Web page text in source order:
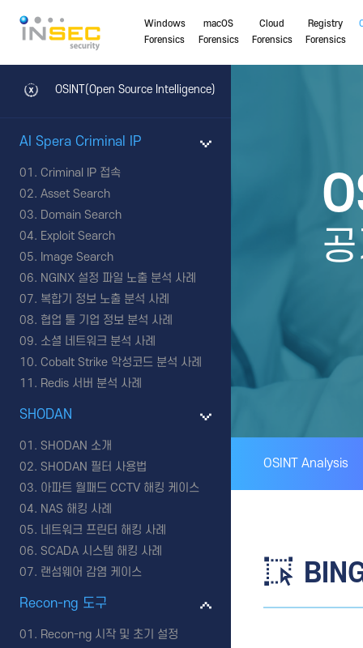
Windows
Forensics
macOS
Forensics
Cloud
Forensics
Registry
Forensics
OSINT Analysis
OSINT(Open Source Intelligence)
AI Spera Criminal IP
Criminal IP 접속
Asset Search
Domain Search
Exploit Search
Image Search
NGINX 설정 파일 노출 분석 사례
복합기 정보 노출 분석 사례
협업 툴 기업 정보 분석 사례
소셜 네트워크 분석 사례
Cobalt Strike 악성코드 분석 사례
Redis 서버 분석 사례
SHODAN
SHODAN 소개
SHODAN 필터 사용법
아파트 월패드 CCTV 해킹 케이스
NAS 해킹 사례
네트워크 프린터 해킹 사례
SCADA 시스템 해킹 사례
랜섬웨어 감염 케이스
Recon-ng 도구
Recon-ng 시작 및 초기 설정